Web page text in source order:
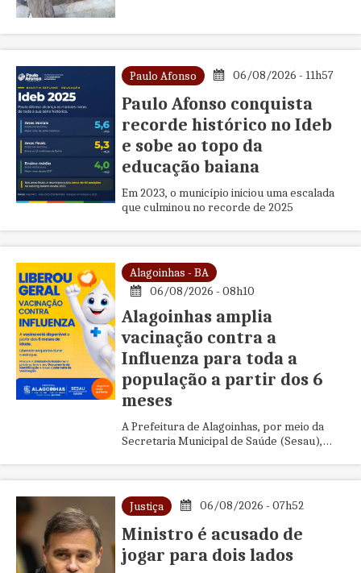
Paulo Afonso 06/08/2026 - 11h57
Paulo Afonso conquista
recorde histórico no Ideb
e sobe ao topo da
educação baiana
Em 2023, o município iniciou uma escalada
que culminou no recorde de 2025
Alagoinhas - BA
06/08/2026 - 08h10
Alagoinhas amplia
vacinação contra a
Influenza para toda a
população a partir dos 6
meses
A Prefeitura de Alagoinhas, por meio da
Secretaria Municipal de Saúde (Sesau),
Justiça 06/08/2026 - 07h52
Ministro é acusado de
jogar para dois lados